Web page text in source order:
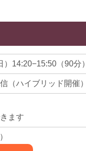
14:20−15:50（90分）
（ハイブリッド開催）
ます